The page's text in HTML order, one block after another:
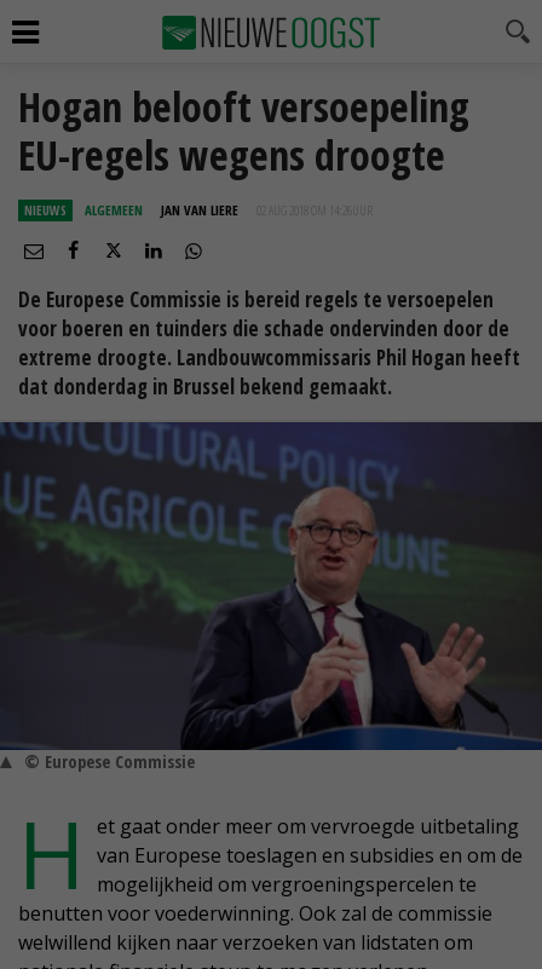
Hogan belooft versoepeling
EU-regels wegens droogte
NIEUWS ALGEMEEN JAN VAN LIERE 02 AUG 2018 OM 14:26
De Europese Commissie is bereid regels te versoepelen
voor boeren en tuinders die schade ondervinden door de
extreme droogte. Landbouwcommissaris Phil Hogan heeft
dat donderdag in Brussel bekend gemaakt.
© Europese Commissie
H
et gaat onder meer om vervroegde uitbetaling
van Europese toeslagen en subsidies en om de
mogelijkheid om vergroeningspercelen te
benutten voor voederwinning. Ook zal de commissie
welwillend kijken naar verzoeken van lidstaten om